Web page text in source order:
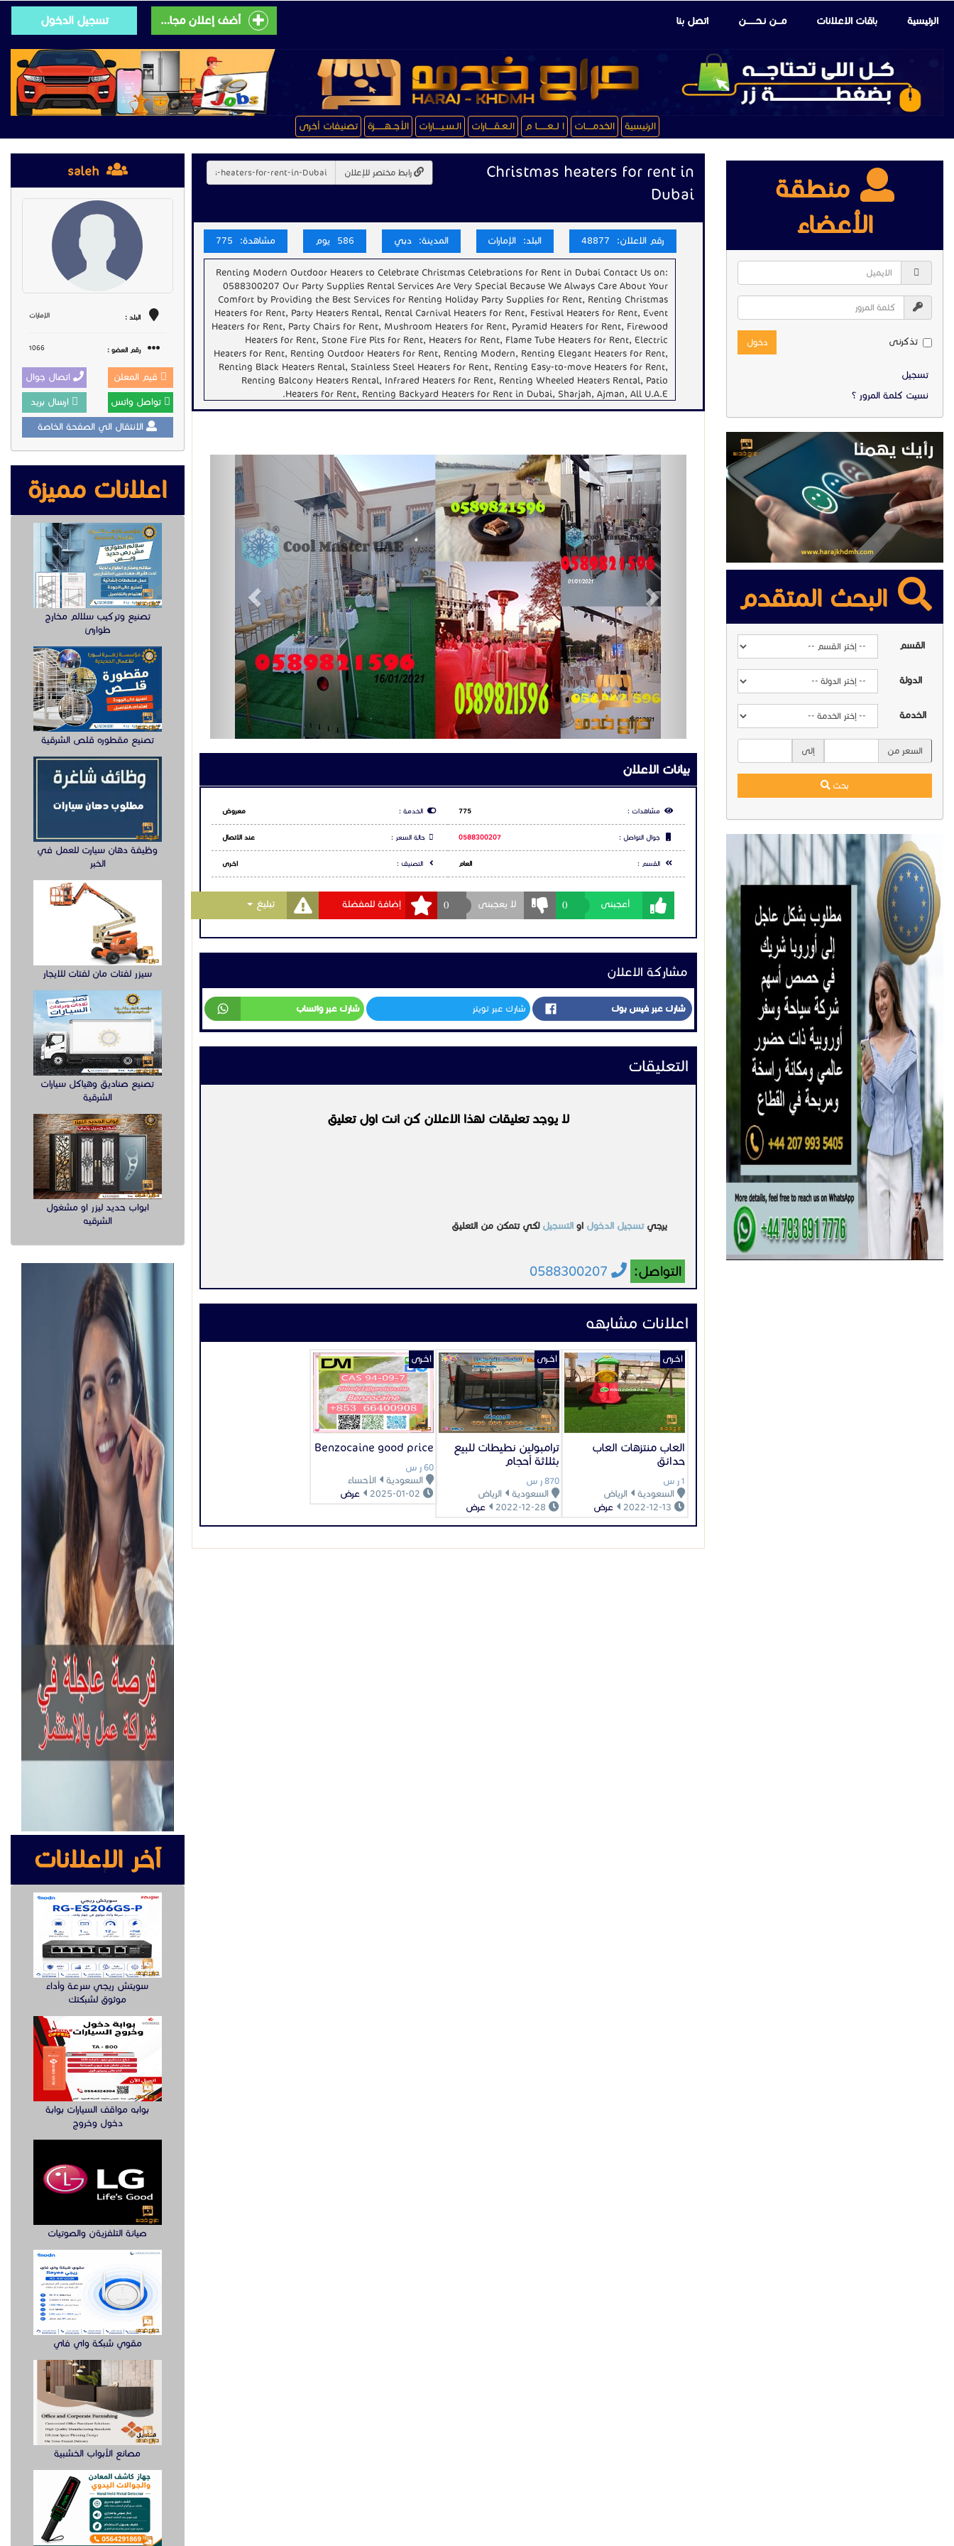
الرئيسية باقات الإعلانات مـــن نـحـــــــن اتصل بنا أضف إعلان مجانى تسجيل الدخول
الرئيسية الخدمـــــات ا لــعـــــــا م الـعـقـــــارات الـسـيـــــارات الأجــهـــــــزة تصنيفات أخرى
منطقة
الأعضاء
تذكرنى دخول
تسجيل
نسيت كلمة المرور ؟
البحث المتقدم
القسم
الدولة
الخدمة
السعر من إلى
بحث
Christmas heaters for rent in
Dubai
رابط مختصر للإعلان
رقم الاعلان: 48877 البلد: الإمارات المدينة: دبي 586 يوم مشاهدة: 775
Renting Modern Outdoor Heaters to Celebrate Christmas Celebrations for Rent in Dubai Contact Us on:
0588300207 Our Party Supplies Rental Services Are Very Special Because We Always Care About Your
Comfort by Providing the Best Services for Renting Holiday Party Supplies for Rent, Renting Christmas
Heaters for Rent, Party Heaters Rental, Rental Carnival Heaters for Rent, Festival Heaters for Rent, Event
Heaters for Rent, Party Chairs for Rent, Mushroom Heaters for Rent, Pyramid Heaters for Rent, Firewood
Heaters for Rent, Stone Fire Pits for Rent, Heaters for Rent, Flame Tube Heaters for Rent, Electric
Heaters for Rent, Renting Outdoor Heaters for Rent, Renting Modern, Renting Elegant Heaters for Rent,
Renting Black Heaters Rental, Stainless Steel Heaters for Rent, Renting Easy-to-move Heaters for Rent,
Renting Balcony Heaters Rental, Infrared Heaters for Rent, Renting Wheeled Heaters Rental, Patio
Heaters for Rent, Renting Backyard Heaters for Rent in Dubai, Sharjah, Ajman, All U.A.E.
Previous Next
بيانات الاعلان
مشاهدات : 775 الخدمة : معروض
جوال التواصل : 0588300207 حالة السعر : عند الاتصال
القسم : العام التصنيف : اخـرى
أعجبنى 0 لا يعجبنى 0 إضافة للمفضلة تبليغ Toggle Dropdown
مشاركة الاعلان
شارك عبر فيس بوك شارك عبر تويتر شارك عبر واتساب
التعليقات
لا يوجد تعليقات لهذا الاعلان كن انت اول تعليق
يرجيتسجيل الدخول او التسجيل لكي تتمكن من التعليق
التواصل: 0588300207
اعلانات مشابهه
العاب منتزهات العاب
حدائق
1 ر س
السعودية
الرياض
عرض
اخـرى
ترامبولين نطيطات للبيع
بثلاثة أحجام
870 ر س
السعودية
الرياض
2022-12-28
عرض
اخـرى
Benzocaine good price
60 ر س
السعودية
الأحساء
2025-01-02
عرض
اخـرى
البلد : الإمارات
رقم العضو : 1066
قيم المعلن اتصال جوال
تواصل واتس ارسال بريد
الانتقال الي الصفحة الخاصة
اعلانات مميزة
تصنيع وتركيب سلالم مخارج
طوارئ
تصنيع مقطوره قلص الشرقية
وظيفة دهان سيارت للعمل في
الخبر
سيزر لفتات مان لفتات للايجار
تصنيع صناديق وهياكل سيارات
الشرقية
ابواب حديد ليزر او مشغول
الشرقيه
آخر الإعلانات
سويتش ريجي سرعة وأداء
موثوق لشبكتك
بوابه مواقف السيارات بوابة
دخول وخروج
صيانة التلفزيةن والصوتيات
مقوي شبكة واي فاي
مصانع الأبواب الخشبية